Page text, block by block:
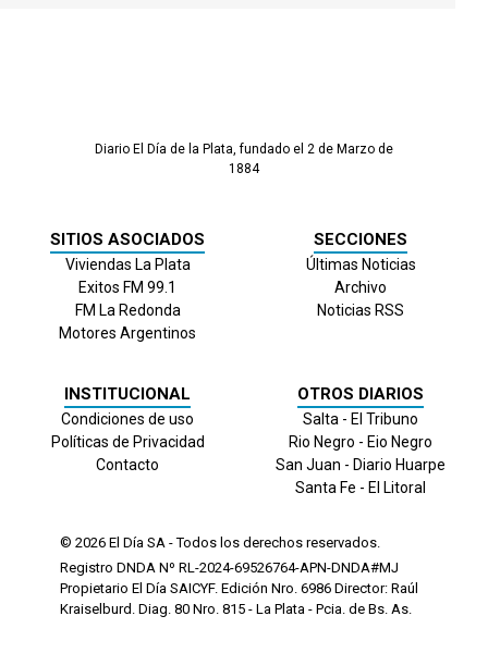
Diario El Día de la Plata, fundado el 2 de Marzo de
1884
SITIOS ASOCIADOS
Viviendas La Plata
Exitos FM 99.1
FM La Redonda
Motores Argentinos
SECCIONES
Últimas Noticias
Archivo
Noticias RSS
INSTITUCIONAL
Condiciones de uso
Políticas de Privacidad
Contacto
OTROS DIARIOS
Salta - El Tribuno
Rio Negro - Eio Negro
San Juan - Diario Huarpe
Santa Fe - El Litoral
© 2026 El Día SA - Todos los derechos reservados.
Registro DNDA Nº RL-2024-69526764-APN-DNDA#MJ
Propietario El Día SAICYF. Edición Nro. 6986 Director: Raúl
Kraiselburd. Diag. 80 Nro. 815 - La Plata - Pcia. de Bs. As.